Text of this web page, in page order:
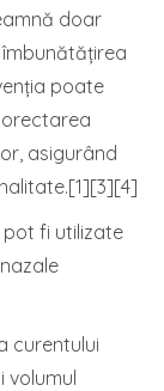
doar
poate
asigurând
pot fi utilizate
curentului
volumul